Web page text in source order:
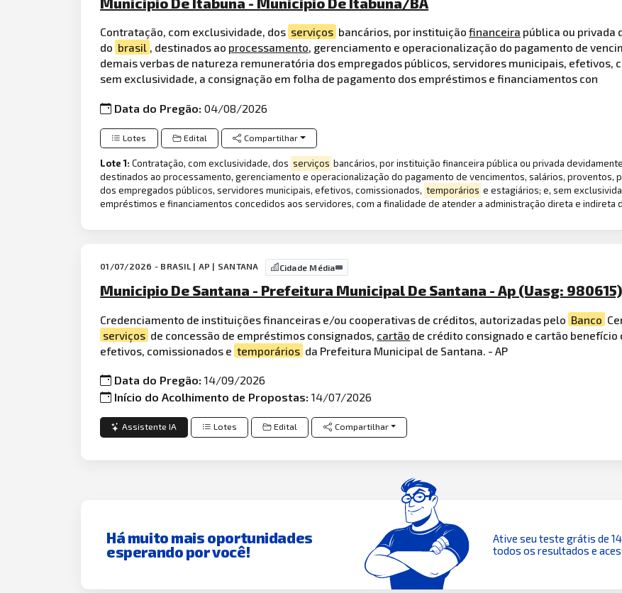
Contratação, com exclusividade, dos serviços bancários, por instituiçãofinanceira pública ou privada
do brasil , destinados ao processamento, gerenciamento e operacionalização do pagamento de
demais verbas de natureza remuneratória dos empregados públicos, servidores municipais, efetivos,
sem exclusividade, a consignação em folha de pagamento dos empréstimos e financiamentos con
Data do Pregão:04/08/2026
Lotes Edital Compartilhar
Lote 1:Contratação, com exclusividade, dos serviços bancários, por instituição financeira pública ou privada
destinados ao processamento, gerenciamento e operacionalização do pagamento de vencimentos, salários, proventos,
dos empregados públicos, servidores municipais, efetivos, comissionados, temporários e estagiários; e, sem
empréstimos e financiamentos concedidos aos servidores, com a finalidade de atender a administração direta e indireta
01/07/2026 - BRASIL | AP | SANTANA Cidade Média
Municipio De Santana - Prefeitura Municipal De Santana - Ap (Uasg: 980615)
Credenciamento de instituições financeiras e/ou cooperativas de créditos, autorizadas pelo Banco
serviços de concessão de empréstimos consignados, cartão de crédito consignado e cartão benefício
efetivos, comissionados e temporários da Prefeitura Municipal de Santana. - AP
Data do Pregão:14/09/2026
Início do Acolhimento de Propostas:14/07/2026
Assistente IA Lotes Edital Compartilhar
Há muito mais oportunidades
esperando por você!
Ative seu teste grátis de
todos os resultados e